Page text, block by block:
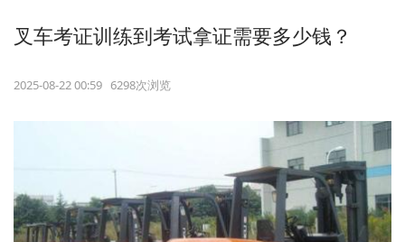
叉车考证训练到考试拿证需要多少钱？
2025-08-22 00:59 6298次浏览